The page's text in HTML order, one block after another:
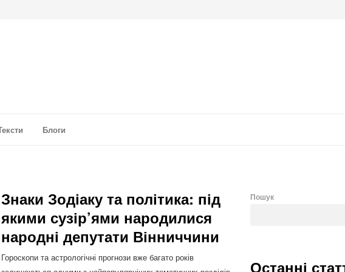
Блоги
Знаки Зодіаку та політика: під
якими сузір’ями народилися
народні депутати Вінниччини
Гороскопи та астрологічні прогнози вже багато років
Пошук
Останні